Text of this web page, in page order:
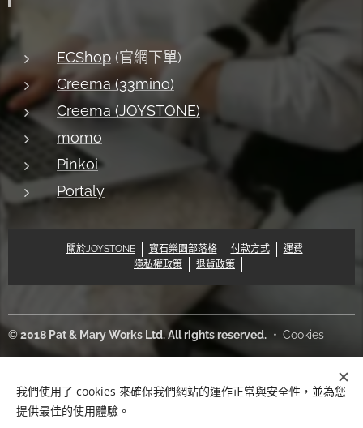
ECShop (官網下單)
Creema (33mino)
Creema (JOYSTONE)
momo
Pinkoi
Portaly
關於JOYSTONE 寶石樂園部落格 付款方式
運費
隱私權政策
退貨政策
© 2018 Pat & Mary Works Ltd. All rights reserved. Cookies
中文 (繁體)
English
我們使用了 cookies 來確保我們網站的運作正常與安全性，並為您
提供最佳的使用體驗。